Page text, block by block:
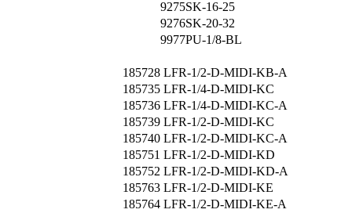
9275SK-16-25
9276SK-20-32
9977PU-1/8-BL
185728 LFR-1/2-D-MIDI-KB-A
185735 LFR-1/4-D-MIDI-KC
185736 LFR-1/4-D-MIDI-KC-A
185739 LFR-1/2-D-MIDI-KC
185740 LFR-1/2-D-MIDI-KC-A
185751 LFR-1/2-D-MIDI-KD
185752 LFR-1/2-D-MIDI-KD-A
185763 LFR-1/2-D-MIDI-KE
185764 LFR-1/2-D-MIDI-KE-A